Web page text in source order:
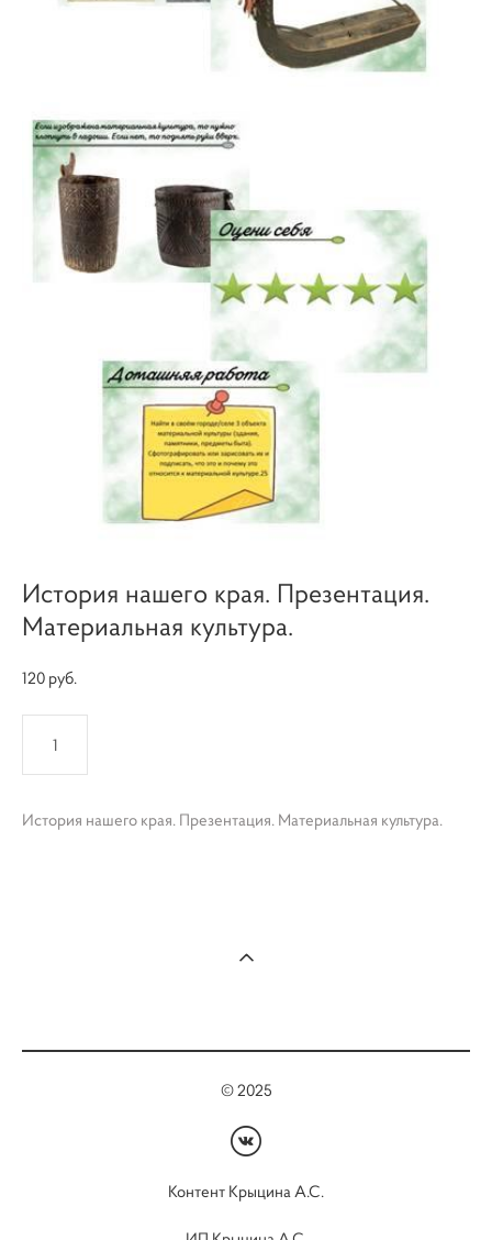
История нашего края. Презентация.
Материальная культура.
120 pуб.
История нашего края. Презентация. Материальная культура.
© 2025
Контент Крыцина А.С.